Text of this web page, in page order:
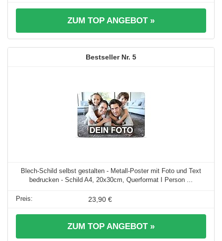
ZUM TOP ANGEBOT »
5
Blech-Schild selbst gestalten - Metall-Poster mit Foto und Text
bedrucken - Schild A4, 20x30cm, Querformat I Person ...
23,90 €
ZUM TOP ANGEBOT »